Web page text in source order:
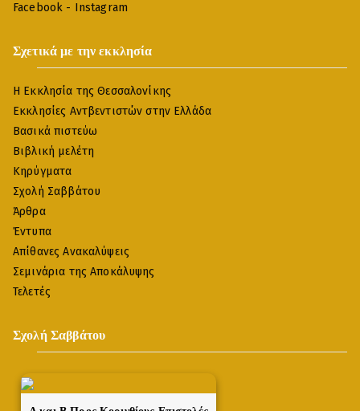
Facebook - Instagram
Σχετικά με την εκκλησία
Η Εκκλησία της Θεσσαλονίκης
Εκκλησίες Αντβεντιστών στην Ελλάδα
Βασικά πιστεύω
Βιβλική μελέτη
Κηρύγματα
Σχολή Σαββάτου
Άρθρα
Έντυπα
Απίθανες Ανακαλύψεις
Σεμινάρια της Αποκάλυψης
Τελετές
Σχολή Σαββάτου